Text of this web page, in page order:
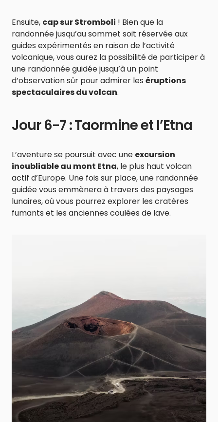
Ensuite, cap sur Stromboli ! Bien que la
randonnée jusqu’au sommet soit réservée aux
guides expérimentés en raison de l’activité
volcanique, vous aurez la possibilité de participer à
une randonnée guidée jusqu’à un point
d’observation sûr pour admirer les éruptions
spectaculaires du volcan.
Jour 6-7 : Taormine et l’Etna
L’aventure se poursuit avec une excursion
inoubliable au mont Etna, le plus haut volcan
actif d’Europe. Une fois sur place, une randonnée
guidée vous emmènera à travers des paysages
lunaires, où vous pourrez explorer les cratères
fumants et les anciennes coulées de lave.